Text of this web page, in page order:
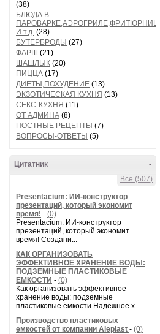
(38)
БЛЮДА В
ПАРОВАРКЕ,АЭРОГРИЛЕ,ФРИТЮРНИЦЕ
И т.д. (28)
БУТЕРБРОДЫ (27)
ФАРШ (21)
ШАШЛЫК (20)
ПИЦЦА (17)
ДИЕТЫ,ПОХУДЕНИЕ (13)
ЭКЗОТИЧЕСКАЯ КУХНЯ (13)
СЕКС-КУХНЯ (11)
ОТ АДМИНА (8)
ПОСТНЫЕ РЕЦЕПТЫ (7)
ВОПРОСЫ-ОТВЕТЫ (5)
-
Цитатник
Все (507)
Presentacium: ИИ‑конструктор
презентаций, который экономит
время! - (0)
Presentacium: ИИ‑конструктор
презентаций, который экономит
время! Создани...
КАК ОРГАНИЗОВАТЬ
ЭФФЕКТИВНОЕ ХРАНЕНИЕ ВОДЫ:
ПОДЗЕМНЫЕ ПЛАСТИКОВЫЕ
ЁМКОСТИ - (0)
Как организовать эффективное
хранение воды: подземные
пластиковые ёмкости Надёжное х...
Производство пластиковых
емкостей от компании Aleplast - (0)